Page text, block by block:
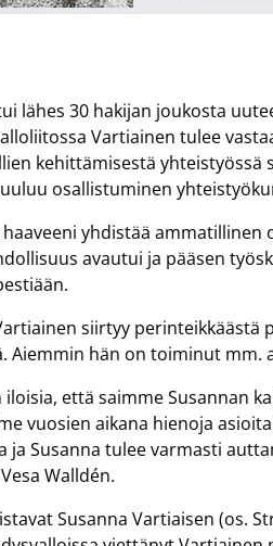
lähes 30 hakijan joukosta
Vartiainen tulee
kehittämisestä yhteistyössä
osallistuminen
yhdistää
avautui ja pääsen
siirtyy perinteikkäästä
Aiemmin hän on toiminut mm.
että saimme Susannan
vuosien aikana hienoja
ja Susanna tulee varmasti
Walldén.
Susanna Vartiaisen (os.